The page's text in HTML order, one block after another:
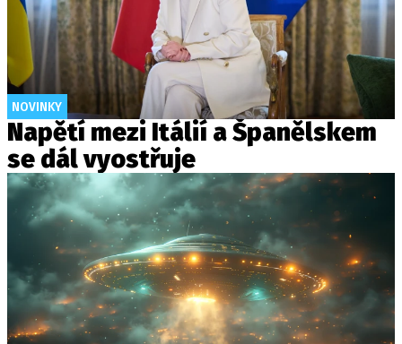
NOVINKY
Napětí mezi Itálií a Španělskem
se dál vyostřuje